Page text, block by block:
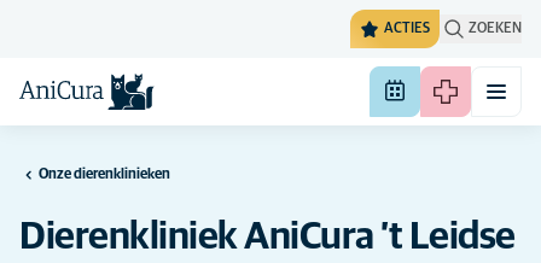
ACTIES ZOEKEN
Onze dierenklinieken
Dierenkliniek AniCura ’t Leidse